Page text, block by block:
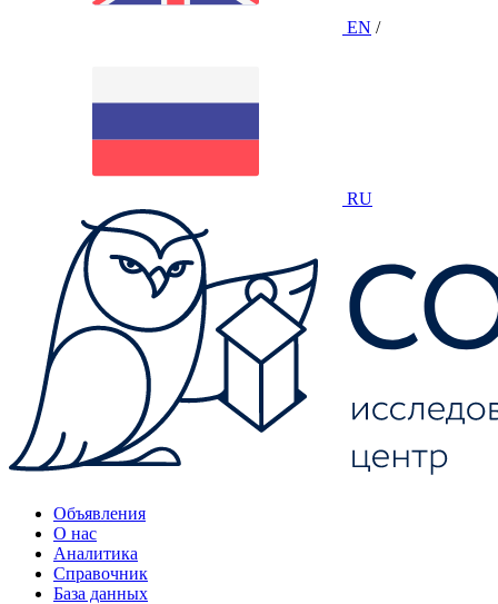
EN /
RU
Объявления
О нас
Аналитика
Справочник
База данных